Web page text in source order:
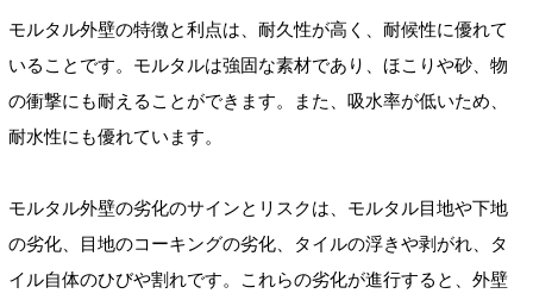
モルタル外壁の特徴と利点は、耐久性が高く、耐候性に優れて
いることです。モルタルは強固な素材であり、ほこりや砂、物
の衝撃にも耐えることができます。また、吸水率が低いため、
耐水性にも優れています。
モルタル外壁の劣化のサインとリスクは、モルタル目地や下地
の劣化、目地のコーキングの劣化、タイルの浮きや剥がれ、タ
イル自体のひびや割れです。これらの劣化が進行すると、外壁